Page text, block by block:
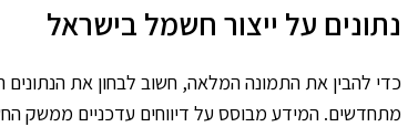
נתונים על ייצור חשמל בישראל
כדי להבין את התמונה המלאה, חשוב לבחון את
מתחדשים. המידע מבוסס על דיווחים עדכניים ממשק